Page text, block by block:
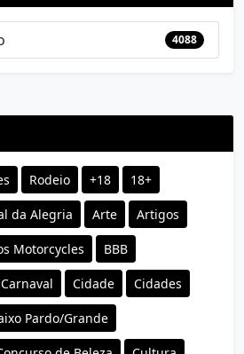
4088
Rodeio +18 18+
da Alegria Arte Artigos
Motorcycles BBB
Carnaval Cidade Cidades
Pardo/Grande